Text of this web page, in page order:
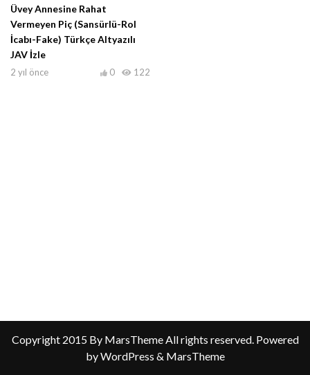
Üvey Annesine Rahat
Vermeyen Piç (Sansürlü-Rol
İcabı-Fake) Türkçe Altyazılı
JAV İzle
2 yıl önce 122
0
Copyright 2015 By MarsTheme All rights reserved. Powered
by WordPress & MarsTheme